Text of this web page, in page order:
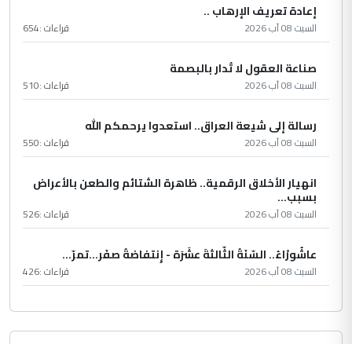
إعادة تعريف الإرهاب ..
السبت 08 آب 2026 قراءات :654
صناعة العقول لا تُدار بالبصمة
السبت 08 آب 2026 قراءات :510
رسالة إلى شيعة العراق.. استعدوا يرحمكم الله
السبت 08 آب 2026 قراءات :550
انهيار الأخلاق الرقمية.. ظاهرة الشتائم والطعن بالأعراض
بسبب...
السبت 08 آب 2026 قراءات :526
عاشُورْاءُ.. السّنَةُ الثّالثةَ عشَرَة - إِنتفاضةُ صفَر…تمرّ...
السبت 08 آب 2026 قراءات :426